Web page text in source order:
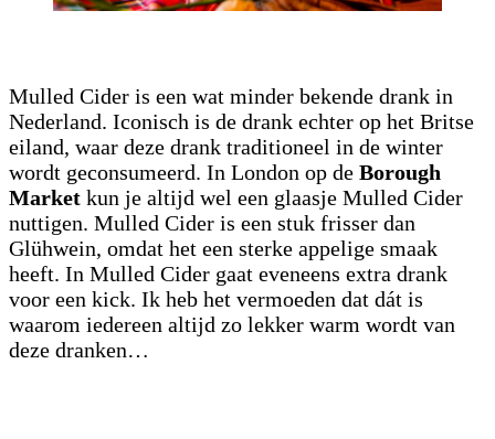
Mulled Cider is een wat minder bekende drank in
Nederland. Iconisch is de drank echter op het Britse
eiland, waar deze drank traditioneel in de winter
wordt geconsumeerd. In London op de Borough
Market kun je altijd wel een glaasje Mulled Cider
nuttigen. Mulled Cider is een stuk frisser dan
Glühwein, omdat het een sterke appelige smaak
heeft. In Mulled Cider gaat eveneens extra drank
voor een kick. Ik heb het vermoeden dat dát is
waarom iedereen altijd zo lekker warm wordt van
deze dranken…